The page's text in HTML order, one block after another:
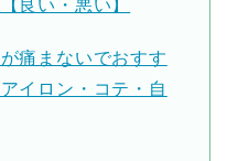
良い・悪い】
痛まないでおすす
イロン・コテ・自